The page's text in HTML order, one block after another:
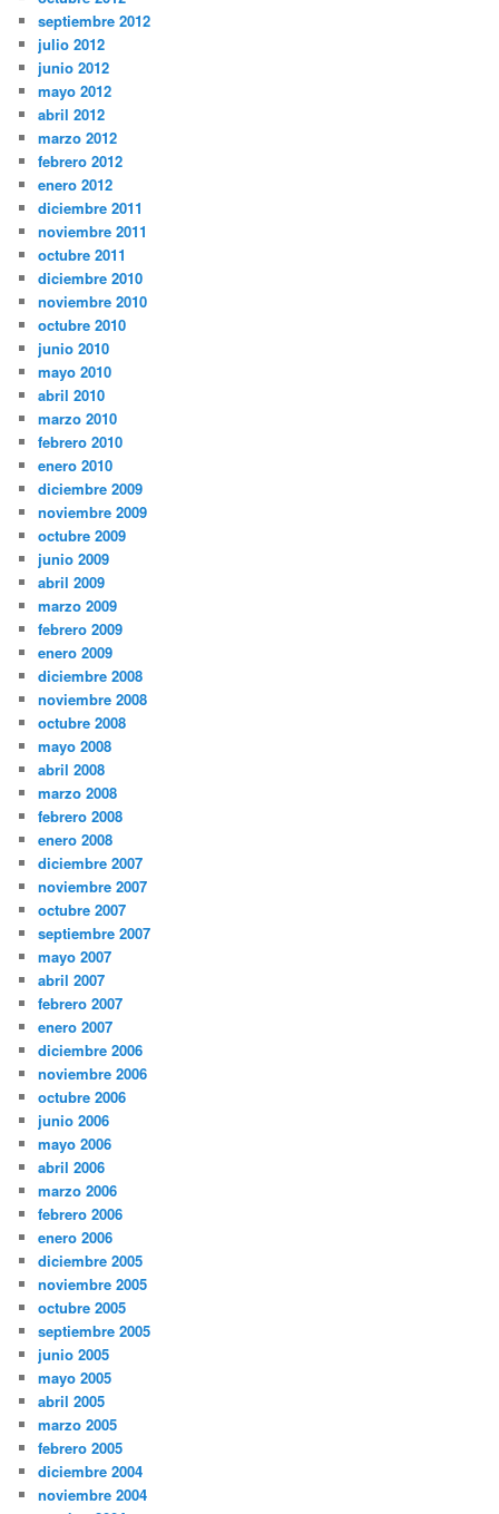
septiembre 2012
julio 2012
junio 2012
mayo 2012
abril 2012
marzo 2012
febrero 2012
enero 2012
diciembre 2011
noviembre 2011
octubre 2011
diciembre 2010
noviembre 2010
octubre 2010
junio 2010
mayo 2010
abril 2010
marzo 2010
febrero 2010
enero 2010
diciembre 2009
noviembre 2009
octubre 2009
junio 2009
abril 2009
marzo 2009
febrero 2009
enero 2009
diciembre 2008
noviembre 2008
octubre 2008
mayo 2008
abril 2008
marzo 2008
febrero 2008
enero 2008
diciembre 2007
noviembre 2007
octubre 2007
septiembre 2007
mayo 2007
abril 2007
febrero 2007
enero 2007
diciembre 2006
noviembre 2006
octubre 2006
junio 2006
mayo 2006
abril 2006
marzo 2006
febrero 2006
enero 2006
diciembre 2005
noviembre 2005
octubre 2005
septiembre 2005
junio 2005
mayo 2005
abril 2005
marzo 2005
febrero 2005
diciembre 2004
noviembre 2004